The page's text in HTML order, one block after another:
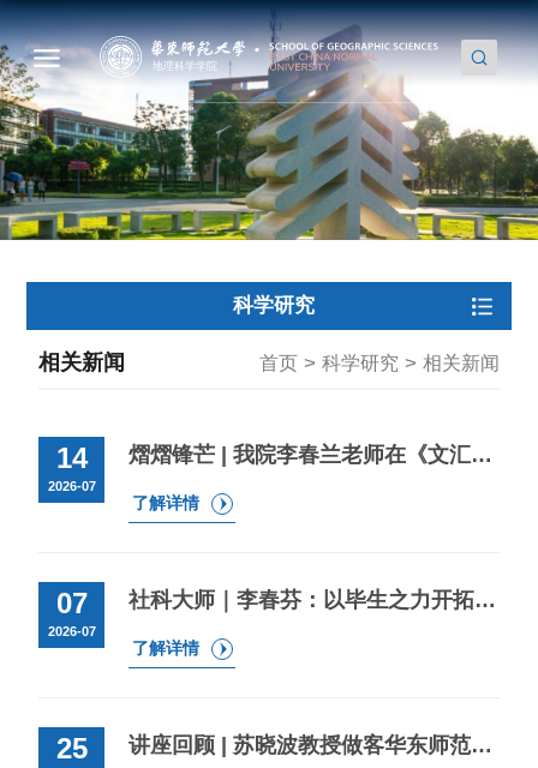
科学研究
首页 > 科学研究 > 相关新闻
相关新闻
14
2026-07
熠熠锋芒 | 我院李春兰老师在《文汇报》发表署名文章《以韧性城市建设夯实高质量发展根基》
了解详情
07
2026-07
社科大师｜李春芬：以毕生之力开拓世界区域地理研究
了解详情
25 讲座回顾 | 苏晓波教授做客华东师范大学学术前沿讲座谈“美式特色国家资本主义与政府干预的证券化/安全化”